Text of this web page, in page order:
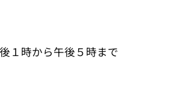
時から午後５時まで